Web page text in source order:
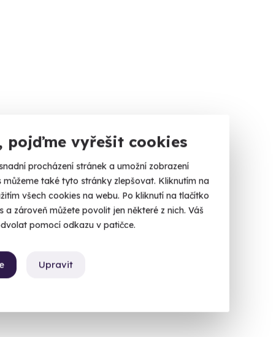
pojďme vyřešit cookies
procházení stránek a umožní zobrazení
také tyto stránky zlepšovat. Kliknutím na
všech cookies na webu. Po kliknutí na tlačítko
zároveň můžete povolit jen některé z nich. Váš
pomocí odkazu v patičce.
Upravit